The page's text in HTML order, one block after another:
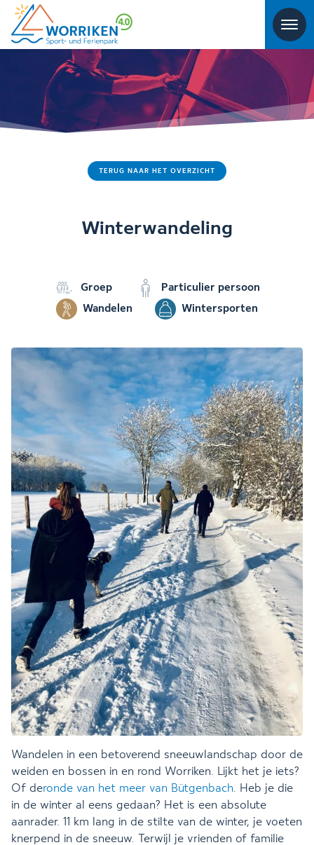
TERUG NAAR HET OVERZICHT
Winterwandeling
Groep
Particulier persoon
Wandelen
Wintersporten
Wandelen in een betoverend sneeuwlandschap door de
weiden en bossen in en rond Worriken. Lijkt het je iets?
Of deronde van het meer van Bütgenbach. Heb je die
in de winter al eens gedaan? Het is een absolute
aanrader. 11 km lang in de stilte van de winter, je voeten
knerpend in de sneeuw. Terwijl je vrienden of familie